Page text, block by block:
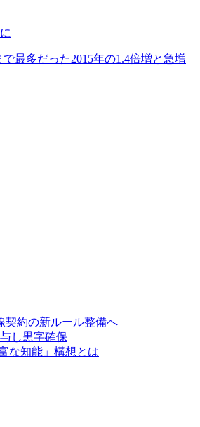
最多だった2015年の1.4倍増と急増
約の新ルール整備へ
し黒字確保
な知能」構想とは